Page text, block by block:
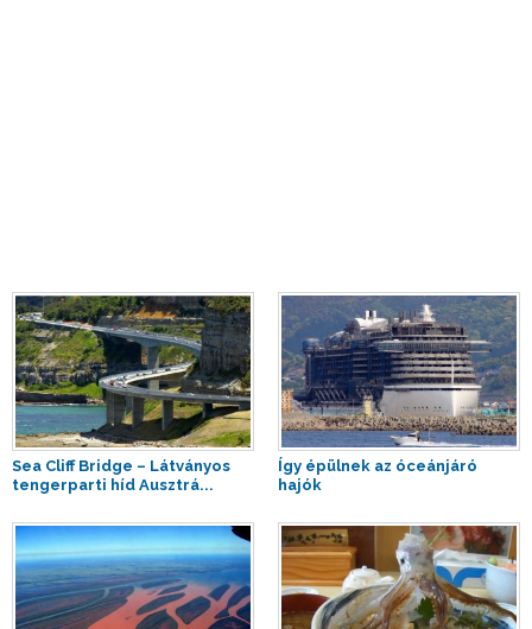
Sea Cliff Bridge – Látványos
tengerparti híd Ausztrá...
Így épülnek az óceánjáró
hajók